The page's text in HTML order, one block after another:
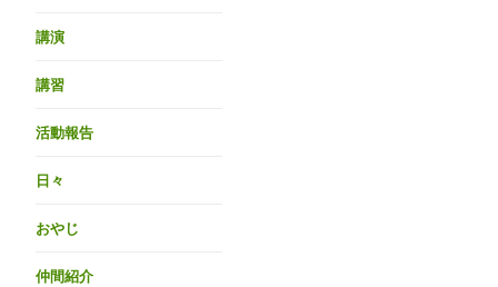
講演
講習
活動報告
日々
おやじ
仲間紹介